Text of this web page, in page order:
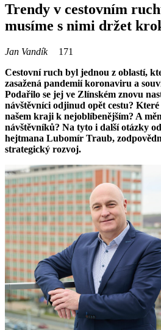
Trendy v cestovním
musíme s nimi držet
Jan Vandík
171
Cestovní ruch byl jednou z oblastí,
zasažená pandemií koronaviru a
Podařilo se jej ve Zlínském znovu
návštěvníci odjinud opět cestu?
našem kraji k nejoblíbenějším? A
návštěvníků? Na tyto i další otázky
hejtmana Lubomír Traub,
strategický rozvoj.